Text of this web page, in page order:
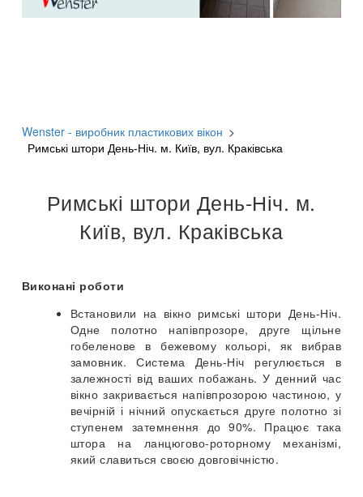
Wenster - виробник пластикових вікон >
Римські штори День-Ніч. м. Київ, вул. Краківська
Римські штори День-Ніч. м.
Київ, вул. Краківська
Виконані роботи
Встановили на вікно римські штори День-Ніч.
Одне полотно напівпрозоре, друге щільне
гобеленове в бежевому кольорі, як вибрав
замовник. Система День-Ніч регулюється в
залежності від ваших побажань. У денний час
вікно закривається напівпрозорою частиною, у
вечірній і нічний опускається друге полотно зі
ступенем затемнення до 90%. Працює така
штора на ланцюгово-роторному механізмі,
який славиться своєю довговічністю.